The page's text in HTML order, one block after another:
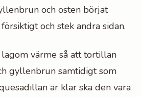
och osten börjat
och stek andra sidan.
värme så att tortillan
gyllenbrun samtidigt som
är klar ska den vara